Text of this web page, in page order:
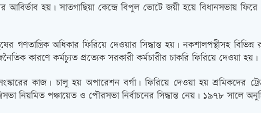
আবির্ভাব হয়। সাতগাছিয়া কেন্দ্রে বিপুল ভোটে জয়ী হয়ে বিধানসভায়
গণতান্ত্রিক অধিকার ফিরিয়ে দেওয়ার সিদ্ধান্ত হয়। নকশালপন্থীসহ
কারণে কর্মচ্যুত প্রত্যেক সরকারী কর্মচারীর চাকরি ফিরিয়ে দেওয়া হয়।
কাজ। চালু হয় অপারেশন বর্গা। ফিরিয়ে দেওয়া হয়
নিয়মিত পঞ্চায়েত ও পৌরসভা নির্বাচনের সিদ্ধান্ত নেয়। ১৯৭৮ সালে